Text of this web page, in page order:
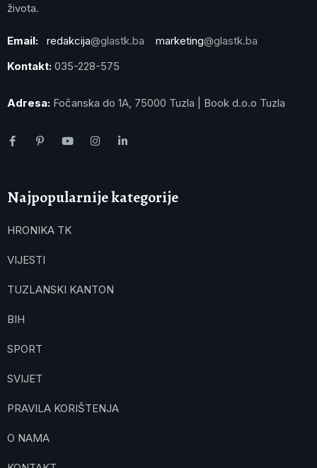
života.
Email: redakcija@glastk.ba marketing@glastk.ba
Kontakt: 035-228-575
Adresa: Fočanska do 1A, 75000 Tuzla | Book d.o.o Tuzla
Najpopularnije kategorije
HRONIKA TK
VIJESTI
TUZLANSKI KANTON
BIH
SPORT
SVIJET
PRAVILA KORIŠTENJA
O NAMA